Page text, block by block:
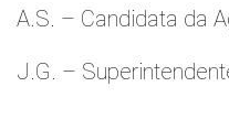
A.S. – Candidata da
J.G. –